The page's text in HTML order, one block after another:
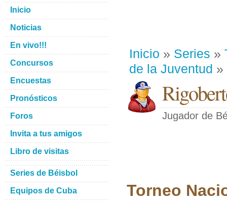
Inicio » Series »
de la Juventud »
Jugador de
Torneo
Inicio
Noticias
En vivo!!!
Concursos
Encuestas
Pronósticos
Foros
Invita a tus amigos
Libro de visitas
Series de Béisbol
Equipos de Cuba